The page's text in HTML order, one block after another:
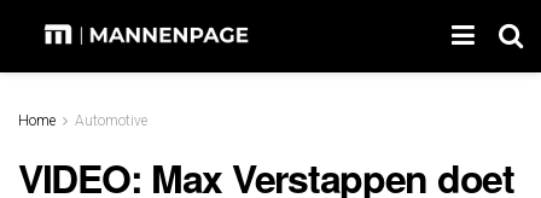
Home Automotive
VIDEO: Max Verstappen doet